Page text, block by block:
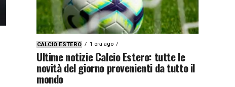
CALCIO ESTERO 1 ora ago
Ultime notizie Calcio Estero: tutte le
novità del giorno provenienti da tutto il
mondo